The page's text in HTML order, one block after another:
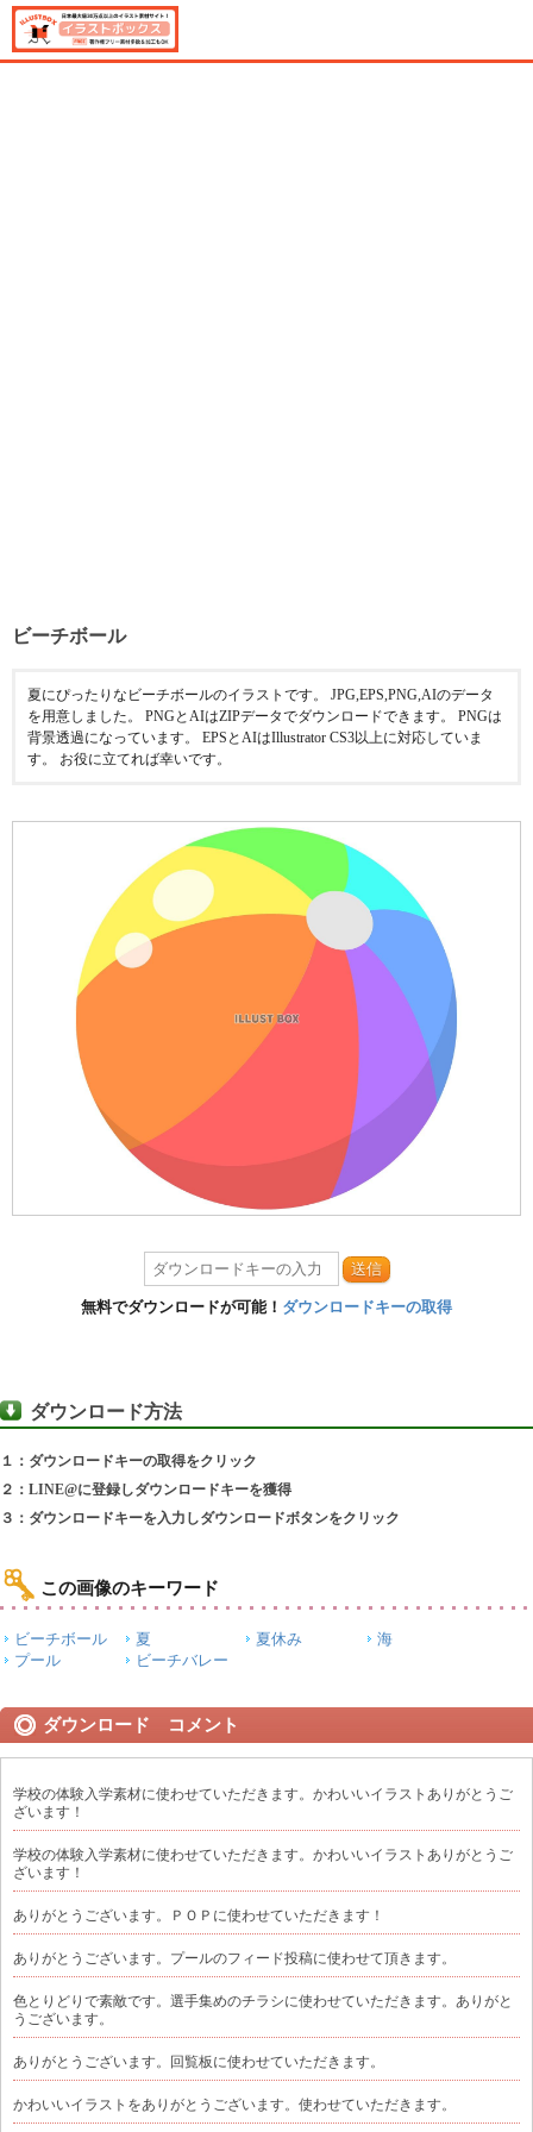
ビーチボール
夏にぴったりなビーチボールのイラストです。 JPG,EPS,PNG,AIのデータ
を用意しました。 PNGとAIはZIPデータでダウンロードできます。 PNGは
背景透過になっています。 EPSとAIはIllustrator CS3以上に対応していま
す。 お役に立てれば幸いです。
送信
無料でダウンロードが可能！ ダウンロードキーの取得
ダウンロード方法
１：ダウンロードキーの取得をクリック
２：LINE@に登録しダウンロードキーを獲得
３：ダウンロードキーを入力しダウンロードボタンをクリック
この画像のキーワード
ビーチボール 夏 夏休み
海
プール
ビーチバレー
ダウンロード コメント
学校の体験入学素材に使わせていただきます。かわいいイラストありがとうご
ざいます！
学校の体験入学素材に使わせていただきます。かわいいイラストありがとうご
ざいます！
ありがとうございます。ＰＯＰに使わせていただきます！
ありがとうございます。プールのフィード投稿に使わせて頂きます。
色とりどりで素敵です。選手集めのチラシに使わせていただきます。ありがと
うございます。
ありがとうございます。回覧板に使わせていただきます。
かわいいイラストをありがとうございます。使わせていただきます。